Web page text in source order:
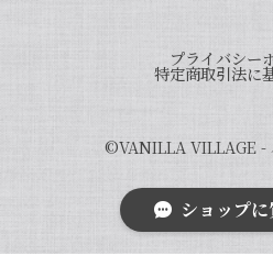
しくお願い申し上げ
プライバシー
特定商取引法に
©︎VANILLA VILLAGE -
ショップ